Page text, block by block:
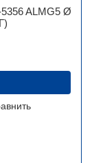
ALMG5 Ø